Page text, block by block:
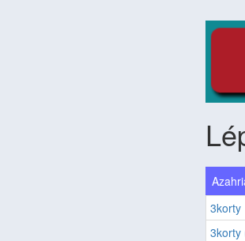
3korty
3korty